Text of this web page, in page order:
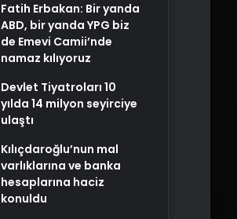
Fatih Erbakan: Bir yanda
ABD, bir yanda YPG biz
de Emevi Camii’nde
namaz kılıyoruz
Devlet Tiyatroları 10
yılda 14 milyon seyirciye
ulaştı
Kılıçdaroğlu’nun mal
varlıklarına ve banka
hesaplarına haciz
konuldu